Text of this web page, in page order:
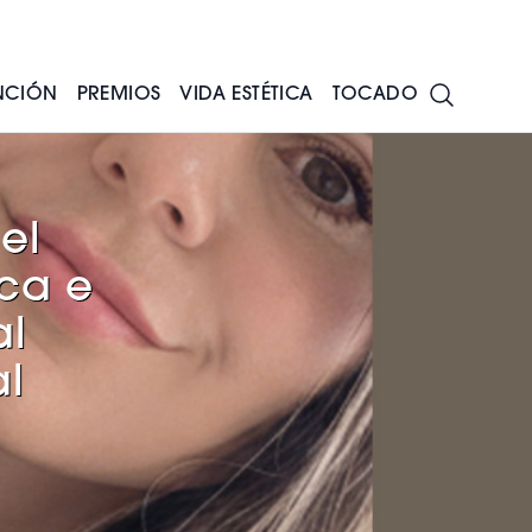
PREMIOS VIDA ESTÉTICA TOCADO
e